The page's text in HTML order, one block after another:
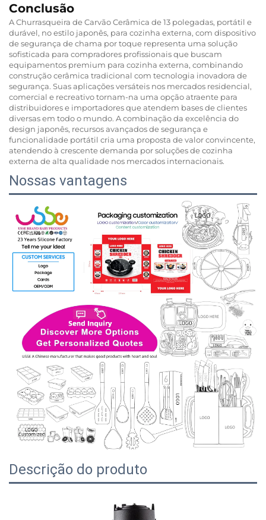
Conclusão
A Churrasqueira de Carvão Cerâmica de 13 polegadas, portátil e
durável, no estilo japonês, para cozinha externa, com dispositivo
de segurança de chama por toque representa uma solução
sofisticada para compradores profissionais que buscam
equipamentos premium para cozinha externa, combinando
construção cerâmica tradicional com tecnologia inovadora de
segurança. Suas aplicações versáteis nos mercados residencial,
comercial e recreativo tornam-na uma opção atraente para
distribuidores e importadores que atendem bases de clientes
diversas em todo o mundo. A combinação da excelência do
design japonês, recursos avançados de segurança e
funcionalidade portátil cria uma proposta de valor convincente,
atendendo à crescente demanda por soluções de cozinha
externa de alta qualidade nos mercados internacionais.
Nossas vantagens
Descrição do produto